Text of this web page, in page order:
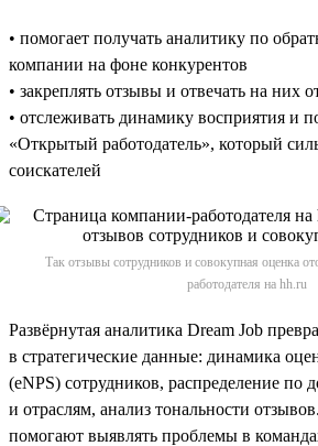
• помогает получать аналитику по
компании на фоне конкурентов
• закреплять отзывы и отвечать на них
• отслеживать динамику восприятия и
«Открытый работодатель», который
соискателей
Так отзывы сотрудников и совокупная оценка
работодателя на hh.ru
Развёрнутая аналитика Dream Job
в стратегические данные: динамика
(eNPS) сотрудников, распределение по
и отраслям, анализ тональности
помогают выявлять проблемы в